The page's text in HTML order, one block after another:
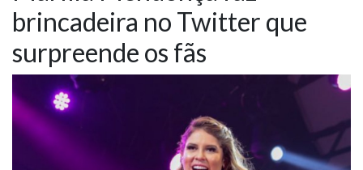
NOTÍCIAS
VÍDEOS
PROMOÇÕES
CONTATO
brincadeira no Twitter que
surpreende os fãs